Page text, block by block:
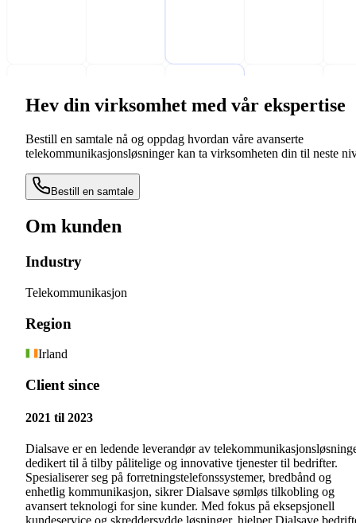
Hev din virksomhet med vår ekspertise
Bestill en samtale nå og oppdag hvordan våre avanserte
telekommunikasjonsløsninger kan ta virksomheten din til neste
Bestill en samtale
Om kunden
Industry
Telekommunikasjon
Region
Irland
Client since
2021 til 2023
Dialsave er en ledende leverandør av
dedikert til å tilby pålitelige og innovative tjenester til bedrifter.
Spesialiserer seg på forretningstelefonssystemer, bredbånd og
enhetlig kommunikasjon, sikrer Dialsave sømløs tilkobling og
avansert teknologi for sine kunder. Med fokus på eksepsjonell